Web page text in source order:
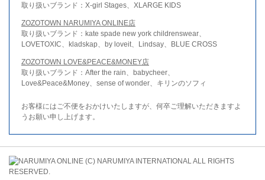
取り扱いブランド：X-girl Stages、XLARGE KIDS
ZOZOTOWN NARUMIYA ONLINE店
取り扱いブランド：kate spade new york childrenswear、
LOVETOXIC、kladskap、by loveit、Lindsay、BLUE CROSS
ZOZOTOWN LOVE&PEACE&MONEY店
取り扱いブランド：After the rain、babycheer、
Love&Peace&Money、sense of wonder、キリンのソフィ
お客様にはご不便をおかけいたしますが、何卒ご理解いただきますよ
うお願い申し上げます。